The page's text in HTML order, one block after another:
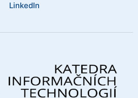
LinkedIn